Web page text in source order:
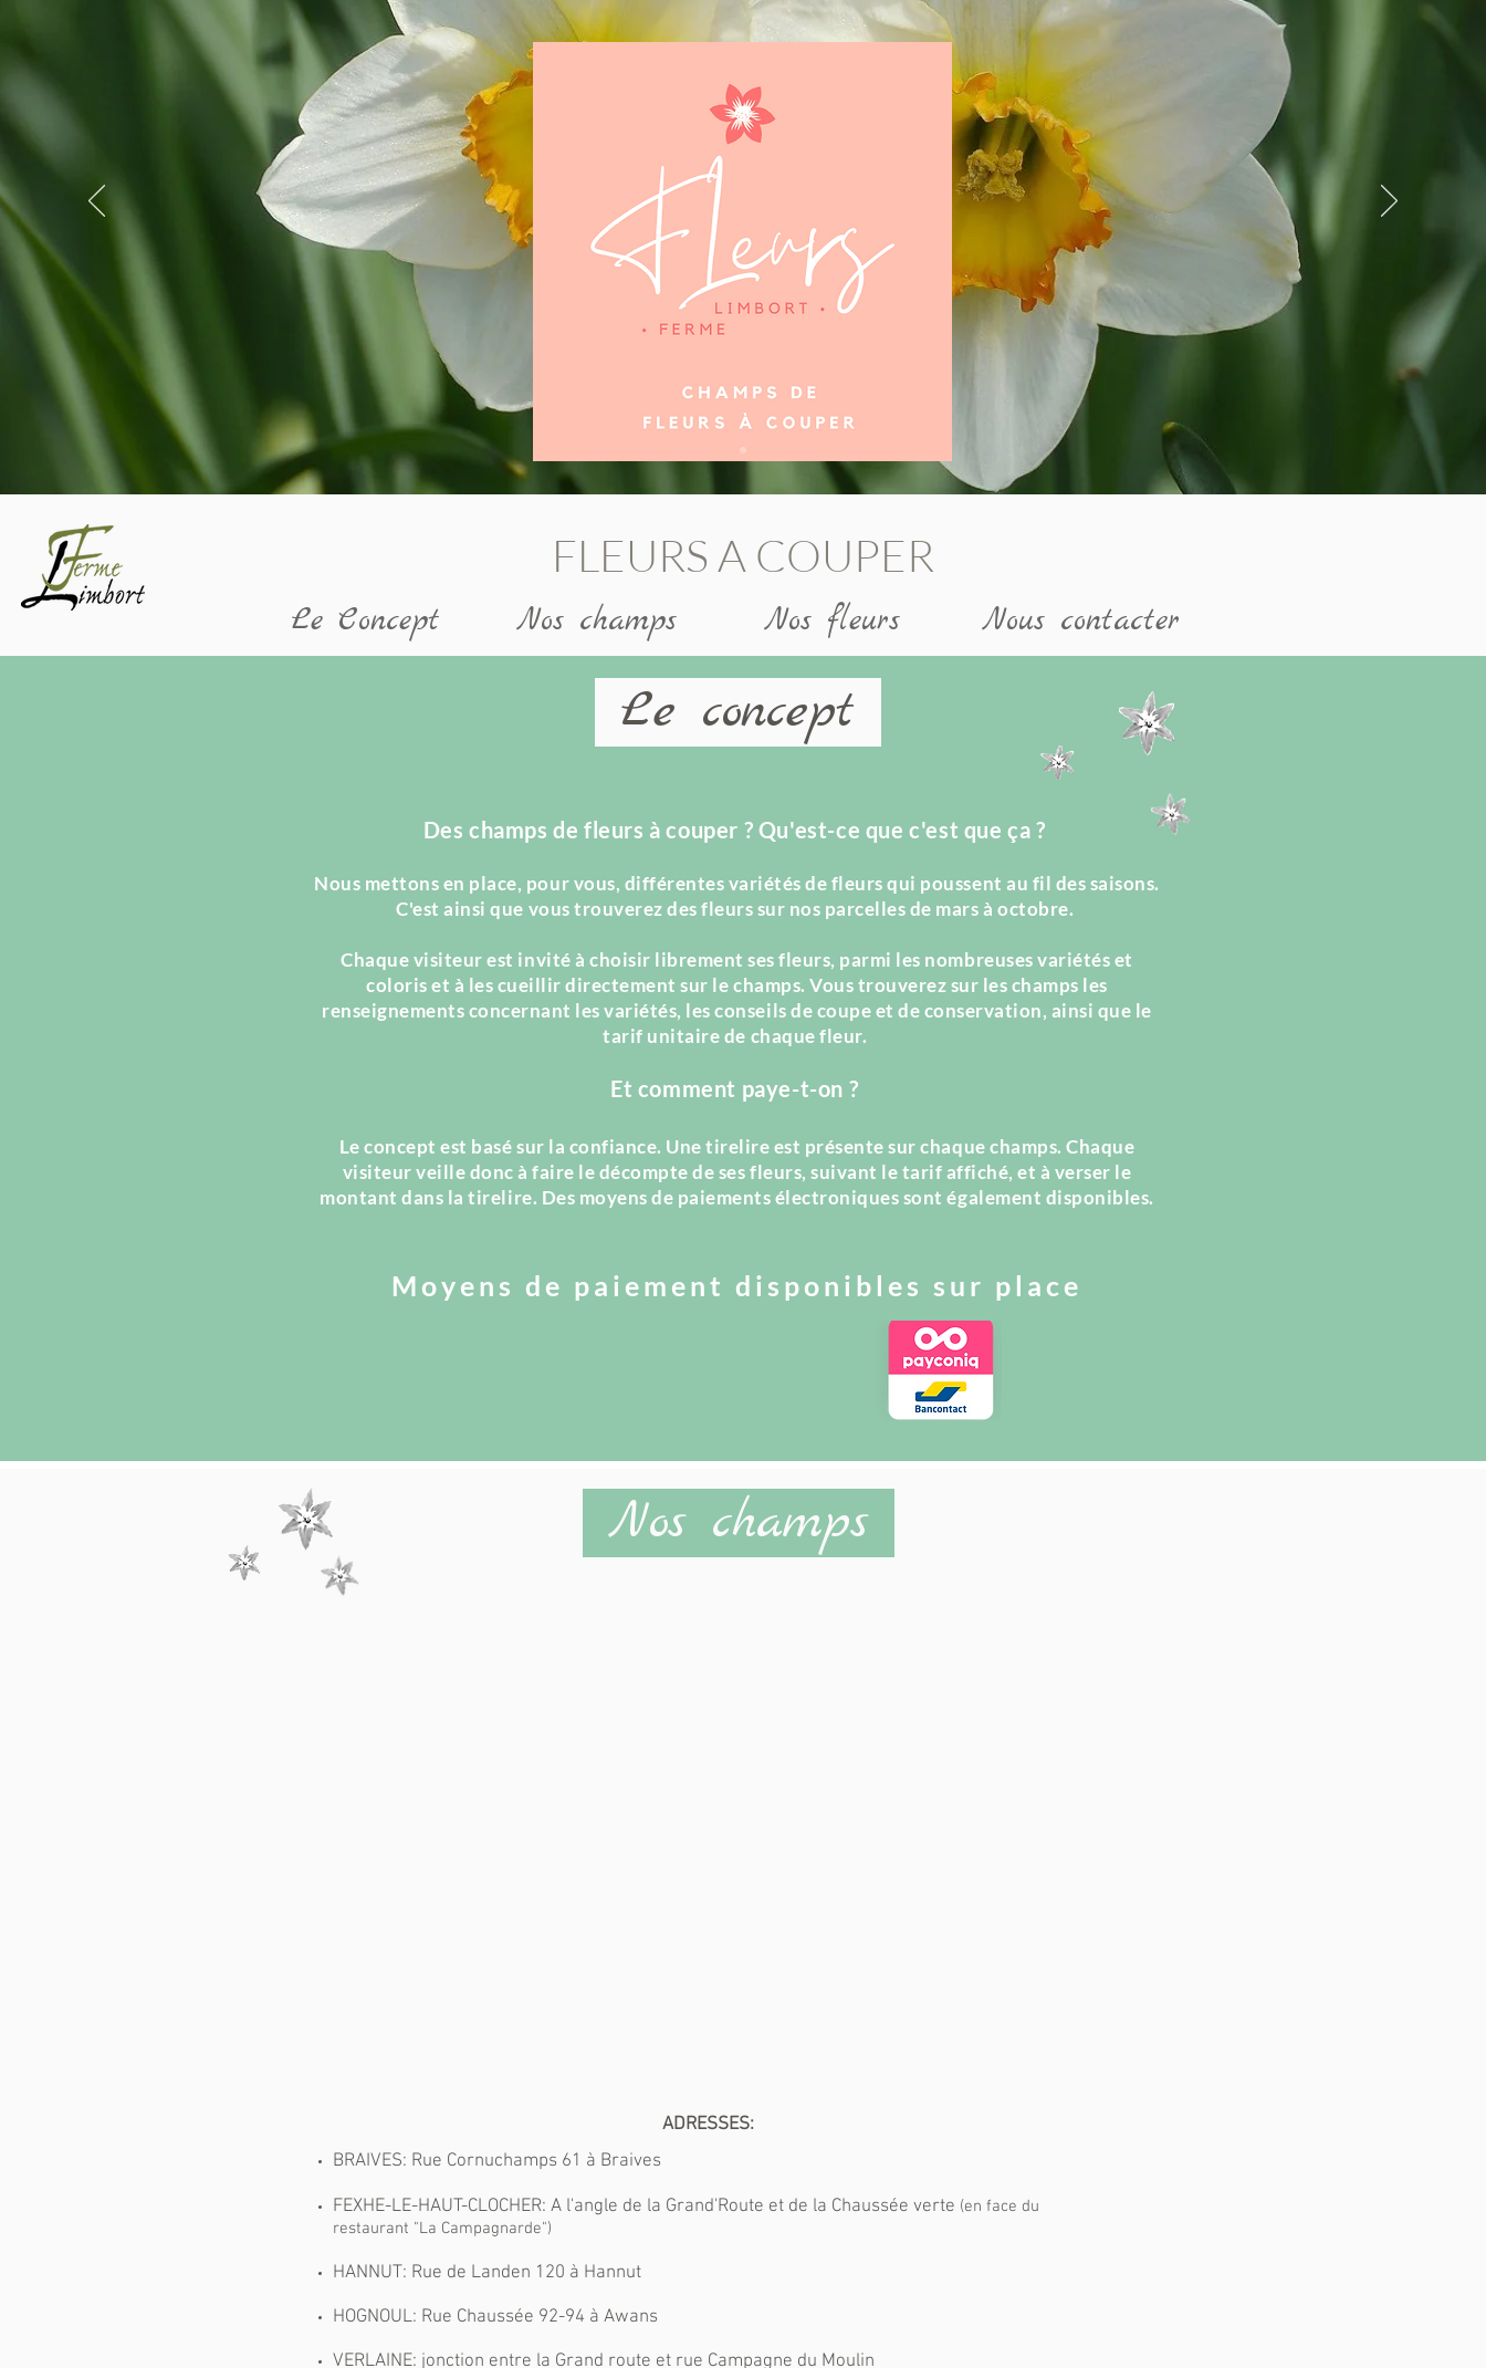
FRESH AND LOCAL MUSHROOMS
FLEURS A COUPER
Le Concept Nos champs Nos fleurs Nous contacter
Le concept
Des champs de fleurs à couper ? Qu'est-ce que c'est que ça ?
Nous mettons en place, pour vous, différentes variétés de fleurs qui poussent au fil des saisons.
C'est ainsi que vous trouverez des fleurs sur nos parcelles de mars à octobre.
Chaque visiteur est invité à choisir librement ses fleurs, parmi les nombreuses variétés et
coloris et à lescueillirdirectement sur le champs. Vous trouverez sur les champs les
renseignements concernant les variétés, les conseils de coupe et de conservation, ainsi que le
tarif unitaire de chaque fleur.
Et comment paye-t-on ?
Le concept est basé sur la confiance. Une tirelire est présente sur chaque champs. Chaque
visiteur veille donc à faire le décompte de ses fleurs, suivant le tarif affiché, et à verser le
montant dans la tirelire. Des moyens de paiementsélectroniquessont également disponibles.
Moyens de paiement disponibles sur place
Nos champs
ADRESSES:
BRAIVES: Rue Cornuchamps 61 à Braives
FEXHE-LE-HAUT-CLOCHER: A l'angle de la Grand'Route et de la Chaussée verte (en face du
restaurant "La Campagnarde")
HANNUT: Rue de Landen 120 à Hannut
HOGNOUL: Rue Chaussée 92-94 à Awans
VERLAINE: jonction entre la Grand route et rue Campagne du Moulin